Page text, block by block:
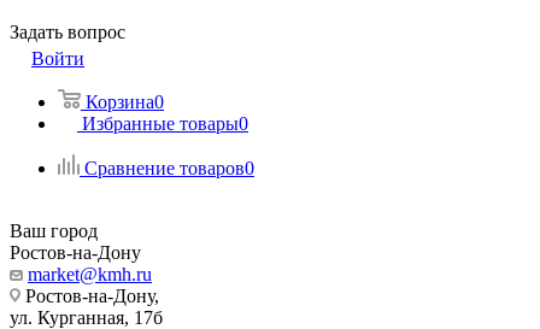
Задать вопрос
Войти
Корзина0
Избранные товары0
Сравнение товаров0
Ваш город
Ростов-на-Дону
market@kmh.ru
Ростов-на-Дону,
ул. Курганная, 17б